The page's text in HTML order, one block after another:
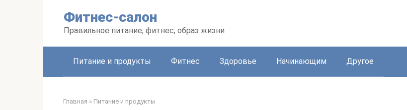
Фитнес-салон
Правильное питание, фитнес, образ жизни
Питание и продукты Фитнес Здоровье Начинающим Другое
Главная » Питание и продукты